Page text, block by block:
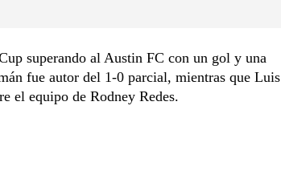
superando al Austin FC con un gol y una
fue autor del 1-0 parcial, mientras que Luis
el equipo de Rodney Redes.